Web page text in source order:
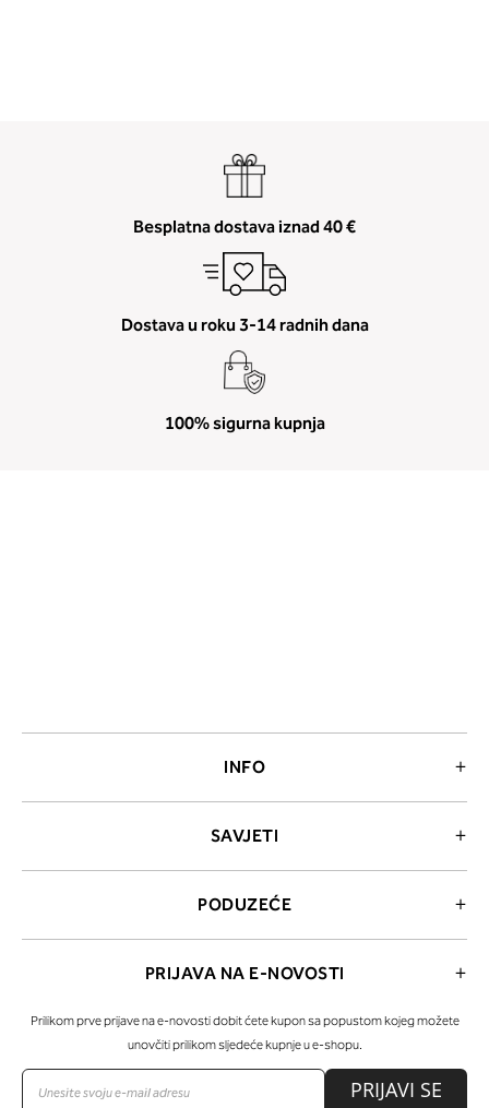
Besplatna dostava iznad 40 €
Dostava u roku 3-14 radnih dana
100% sigurna kupnja
INFO
SAVJETI
PODUZEĆE
PRIJAVA NA E-NOVOSTI
Prilikom prve prijave na e-novosti dobit ćete kupon sa popustom kojeg možete
unovčiti prilikom sljedeće kupnje u e-shopu.
PRIJAVI SE